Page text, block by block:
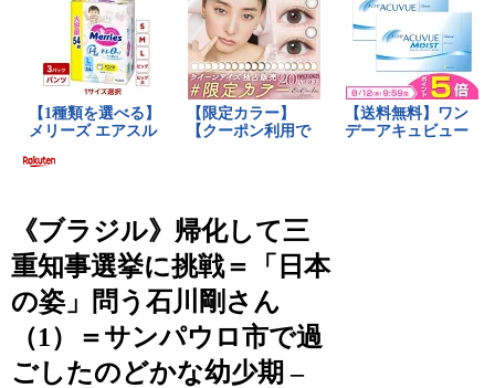
《ブラジル》帰化して三
重知事選挙に挑戦＝「日本
の姿」問う石川剛さん
（1）＝サンパウロ市で過
ごしたのどかな幼少期 –